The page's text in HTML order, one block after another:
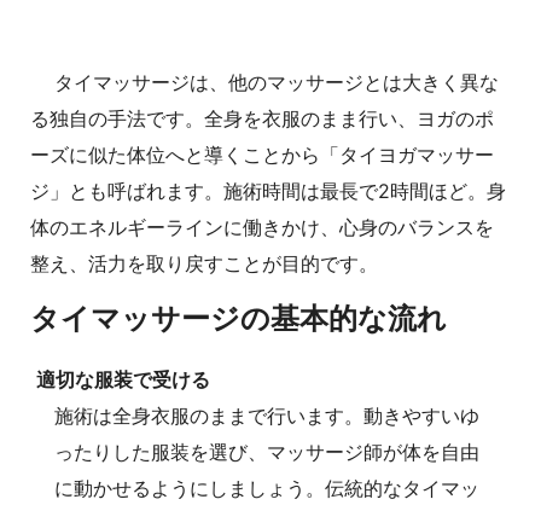
タイマッサージは、他のマッサージとは大きく異な
る独自の手法です。全身を衣服のまま行い、ヨガのポ
ーズに似た体位へと導くことから「タイヨガマッサー
ジ」とも呼ばれます。施術時間は最長で2時間ほど。身
体のエネルギーラインに働きかけ、心身のバランスを
整え、活力を取り戻すことが目的です。
タイマッサージの基本的な流れ
適切な服装で受ける
施術は全身衣服のままで行います。動きやすいゆ
ったりした服装を選び、マッサージ師が体を自由
に動かせるようにしましょう。伝統的なタイマッ